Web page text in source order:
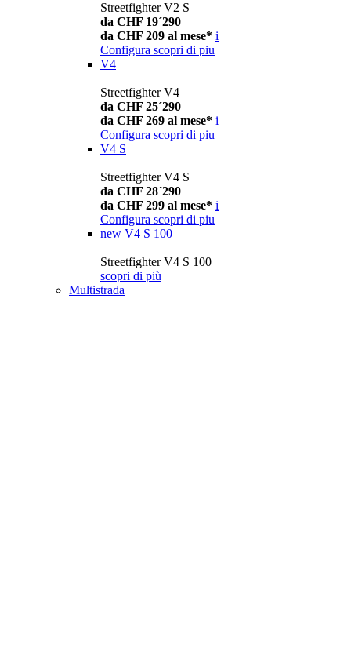
Streetfighter V2 S
da CHF 19´290
da CHF 209 al mese* i
Configura scopri di piu
V4
Streetfighter V4
da CHF 25´290
da CHF 269 al mese* i
Configura scopri di piu
V4 S
Streetfighter V4 S
da CHF 28´290
da CHF 299 al mese* i
Configura scopri di piu
new V4 S 100
Streetfighter V4 S 100
scopri di più
Multistrada